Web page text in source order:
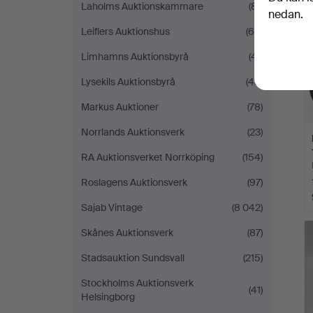
Laholms Auktionskammare
(81)
Leiflers Auktionshus
(60)
Limhamns Auktionsbyrå
(41)
Lysekils Auktionsbyrå
(45)
Markus Auktioner
(78)
Norrlands Auktionsverk
(23)
RA Auktionsverket Norrköping
(154)
Roslagens Auktionsverk
(97)
Sajab Vintage
(8 042)
Skånes Auktionsverk
(87)
Stadsauktion Sundsvall
(215)
Stockholms Auktionsverk
Helsingborg
(41)
nedan.